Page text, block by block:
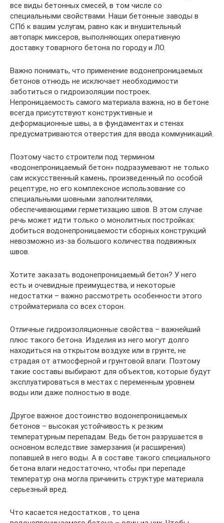
все виды бетонных смесей, в том числе со
специальными свойствами. Наши бетонные заводы в
СПб к вашим услугам, равно как и внушительный
автопарк миксеров, выполняющих оперативную
доставку товарного бетона по городу и ЛО.
Важно понимать, что применение водонепроницаемых
бетонов отнюдь не исключает необходимости
заботиться о гидроизоляции построек.
Непроницаемость самого материала важна, но в бетоне
всегда присутствуют конструктивные и
деформационные швы, а в фундаментах и стенах
предусматриваются отверстия для ввода коммуникаций.
Поэтому часто строители под термином
«водонепроницаемый бетон» подразумевают не только
сам искусственный камень, произведенный по особой
рецептуре, но его комплексное использование со
специальными шовными заполнителями,
обеспечивающими герметизацию швов. В этом случае
речь может идти только о монолитных постройках:
добиться водонепроницаемости сборных конструкций
невозможно из-за большого количества подвижных
швов.
Хотите заказать водонепроницаемый бетон? У него
есть и очевидные преимущества, и некоторые
недостатки – важно рассмотреть особенности этого
стройматериала со всех сторон.
Отличные гидроизоляционные свойства – важнейший
плюс такого бетона. Изделия из него могут долго
находиться на открытом воздухе или в грунте, не
страдая от атмосферной и грунтовой влаги. Поэтому
такие составы выбирают для объектов, которые будут
эксплуатироваться в местах с переменным уровнем
воды или даже полностью в воде.
Другое важное достоинство водонепроницаемых
бетонов – высокая устойчивость к резким
температурным перепадам. Ведь бетон разрушается в
основном вследствие замерзания (и расширения)
попавшей в него воды. А в составе такого специального
бетона влаги недостаточно, чтобы при перепаде
температур она могла причинить структуре материала
серьезный вред.
Что касается недостатков , то цена